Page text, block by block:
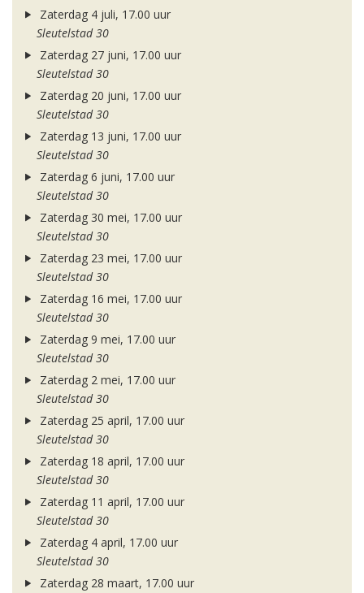
Zaterdag 4 juli, 17.00 uur
Sleutelstad 30
Zaterdag 27 juni, 17.00 uur
Sleutelstad 30
Zaterdag 20 juni, 17.00 uur
Sleutelstad 30
Zaterdag 13 juni, 17.00 uur
Sleutelstad 30
Zaterdag 6 juni, 17.00 uur
Sleutelstad 30
Zaterdag 30 mei, 17.00 uur
Sleutelstad 30
Zaterdag 23 mei, 17.00 uur
Sleutelstad 30
Zaterdag 16 mei, 17.00 uur
Sleutelstad 30
Zaterdag 9 mei, 17.00 uur
Sleutelstad 30
Zaterdag 2 mei, 17.00 uur
Sleutelstad 30
Zaterdag 25 april, 17.00 uur
Sleutelstad 30
Zaterdag 18 april, 17.00 uur
Sleutelstad 30
Zaterdag 11 april, 17.00 uur
Sleutelstad 30
Zaterdag 4 april, 17.00 uur
Sleutelstad 30
Zaterdag 28 maart, 17.00 uur